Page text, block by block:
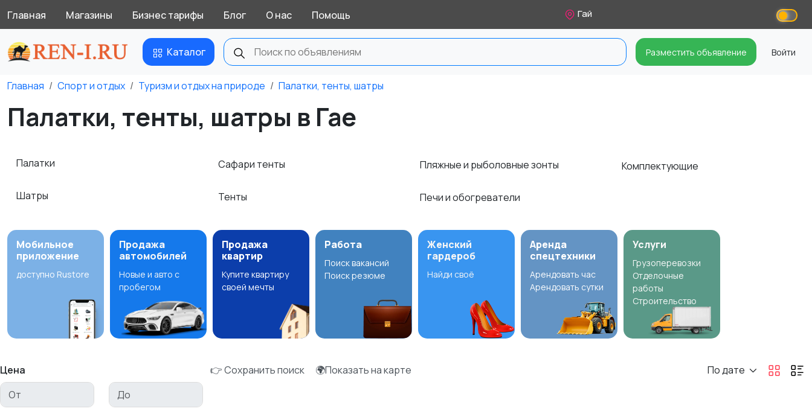
Главная Магазины Бизнес тарифы Блог О нас Помощь Гай
Каталог Разместить объявление Войти
Главная Спорт и отдых Туризм и отдых на природе Палатки, тенты, шатры
Палатки, тенты, шатры в Гае
Палатки
Шатры
Сафари тенты
Тенты
Пляжные и рыболовные зонты
Печи и обогреватели
Комплектующие
Мобильное
приложение
доступно Rustore
Продажа
автомобилей
Новые и авто с
пробегом
Продажа
квартир
Купите квартиру
своей мечты
Работа
Поиск вакансий
Поиск резюме
Женский
гардероб
Найди своё
Аренда
спецтехники
Арендовать час
Арендовать сутки
Услуги
Грузоперевозки
Отделочные
работы
Строительство
Цена 👉 Сохранить поиск 🌍Показать на карте По дате